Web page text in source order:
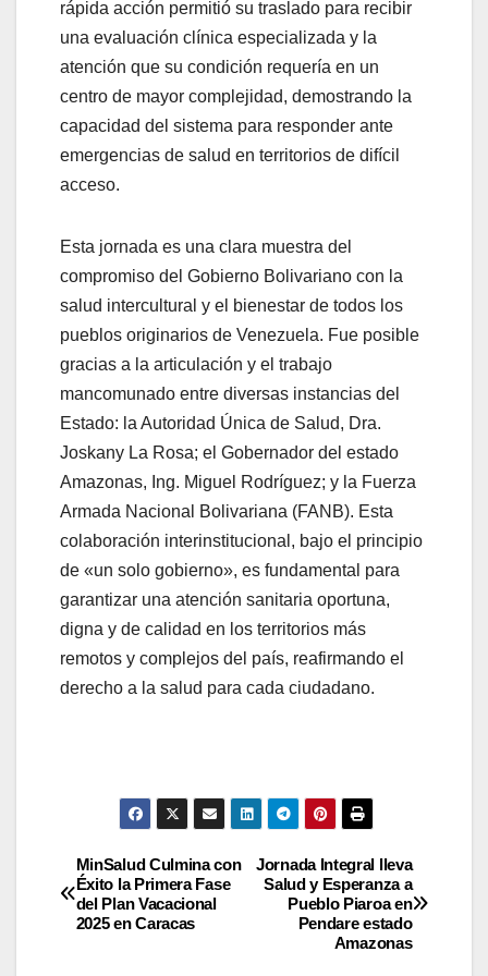
rápida acción permitió su traslado para recibir
una evaluación clínica especializada y la
atención que su condición requería en un
centro de mayor complejidad, demostrando la
capacidad del sistema para responder ante
emergencias de salud en territorios de difícil
acceso.
Esta jornada es una clara muestra del
compromiso del Gobierno Bolivariano con la
salud intercultural y el bienestar de todos los
pueblos originarios de Venezuela. Fue posible
gracias a la articulación y el trabajo
mancomunado entre diversas instancias del
Estado: la Autoridad Única de Salud, Dra.
Joskany La Rosa; el Gobernador del estado
Amazonas, Ing. Miguel Rodríguez; y la Fuerza
Armada Nacional Bolivariana (FANB). Esta
colaboración interinstitucional, bajo el principio
de «un solo gobierno», es fundamental para
garantizar una atención sanitaria oportuna,
digna y de calidad en los territorios más
remotos y complejos del país, reafirmando el
derecho a la salud para cada ciudadano.
Jornada Integral lleva
Salud y Esperanza a
Pueblo Piaroa en
Pendare estado
Amazonas
MinSalud Culmina con
Éxito la Primera Fase
del Plan Vacacional
2025 en Caracas